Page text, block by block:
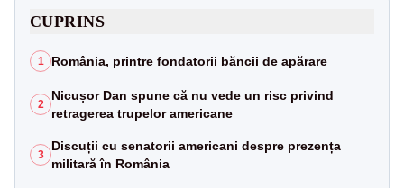
CUPRINS
1 România, printre fondatorii băncii de apărare
2
Nicușor Dan spune că nu vede un risc privind
retragerea trupelor americane
3
Discuții cu senatorii americani despre prezența
militară în România